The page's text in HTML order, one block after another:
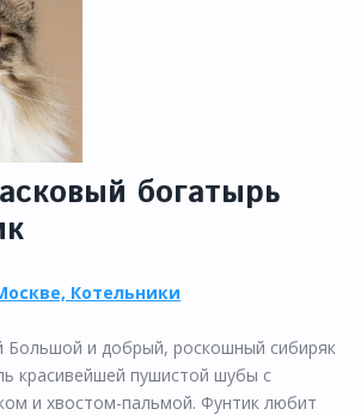
богатырь
Котельники
Большой и добрый, роскошный сибиряк
красивейшей пушистой шубы с
и хвостом-пальмой. Фунтик любит